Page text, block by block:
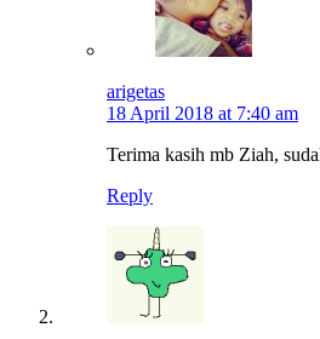
arigetas
18 April 2018 at 7:40 am
Terima kasih mb Ziah,
Reply